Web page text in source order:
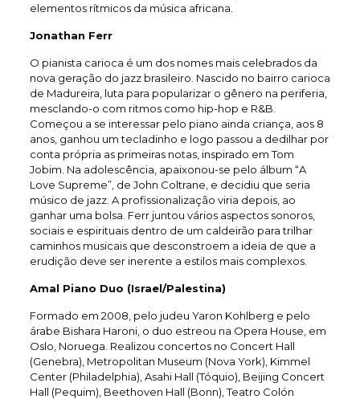
elementos rítmicos da música africana.
Jonathan Ferr
O pianista carioca é um dos nomes mais celebrados da
nova geração do jazz brasileiro. Nascido no bairro carioca
de Madureira, luta para popularizar o gênero na periferia,
mesclando-o com ritmos como hip-hop e R&B.
Começou a se interessar pelo piano ainda criança, aos 8
anos, ganhou um tecladinho e logo passou a dedilhar por
conta própria as primeiras notas, inspirado em Tom
Jobim. Na adolescência, apaixonou-se pelo álbum “A
Love Supreme”, de John Coltrane, e decidiu que seria
músico de jazz. A profissionalização viria depois, ao
ganhar uma bolsa. Ferr juntou vários aspectos sonoros,
sociais e espirituais dentro de um caldeirão para trilhar
caminhos musicais que desconstroem a ideia de que a
erudição deve ser inerente a estilos mais complexos.
Amal Piano Duo (Israel/Palestina)
Formado em 2008, pelo judeu Yaron Kohlberg e pelo
árabe Bishara Haroni, o duo estreou na Opera House, em
Oslo, Noruega. Realizou concertos no Concert Hall
(Genebra), Metropolitan Museum (Nova York), Kimmel
Center (Philadelphia), Asahi Hall (Tóquio), Beijing Concert
Hall (Pequim), Beethoven Hall (Bonn), Teatro Colón